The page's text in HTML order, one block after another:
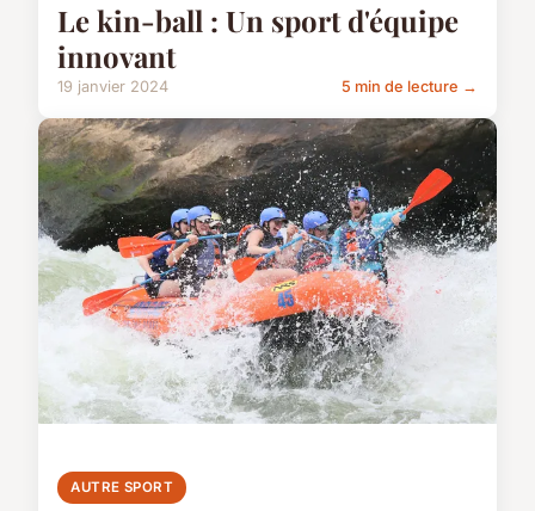
Le kin-ball : Un sport d'équipe
innovant
19 janvier 2024 5 min de lecture →
AUTRE SPORT